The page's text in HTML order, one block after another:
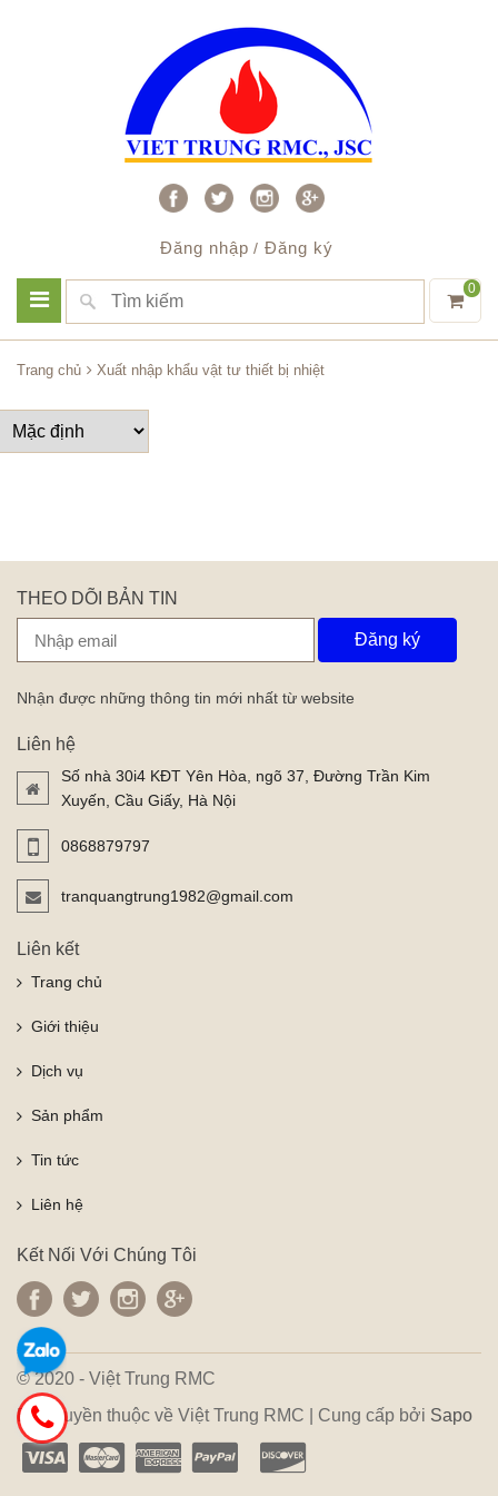
Đăng nhập / Đăng ký
0
Trang chủ Xuất nhập khẩu vật tư thiết bị nhiệt
THEO DÕI BẢN TIN
Đăng ký
Nhận được những thông tin mới nhất từ website
Liên hệ
Số nhà 30i4 KĐT Yên Hòa, ngõ 37, Đường Trần Kim
Xuyến, Cầu Giấy, Hà Nội
0868879797
tranquangtrung1982@gmail.com
Liên kết
Trang chủ
Giới thiệu
Dịch vụ
Sản phẩm
Tin tức
Liên hệ
Kết Nối Với Chúng Tôi
© 2020 - Việt Trung RMC
Bản quyền thuộc về Việt Trung RMC | Cung cấp bởi Sapo